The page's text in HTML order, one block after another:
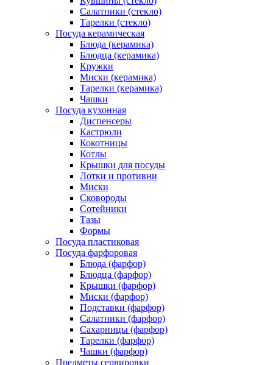
Салатники (стекло)
Тарелки (стекло)
Посуда керамическая
Блюда (керамика)
Блюдца (керамика)
Кружки
Миски (керамика)
Тарелки (керамика)
Чашки
Посуда кухонная
Диспенсеры
Кастрюли
Кокотницы
Котлы
Крышки для посуды
Лотки и противни
Миски
Сковороды
Сотейники
Тазы
Формы
Посуда пластиковая
Посуда фарфоровая
Блюда (фарфор)
Блюдца (фарфор)
Крышки (фарфор)
Миски (фарфор)
Подставки (фарфор)
Салатники (фарфор)
Сахарницы (фарфор)
Тарелки (фарфор)
Чашки (фарфор)
Предметы сервировки